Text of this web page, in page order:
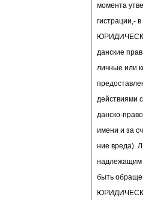
момента
гистрации,-
данские
личные или
данско-
имени и за
ние вреда).
надлежащим
быть